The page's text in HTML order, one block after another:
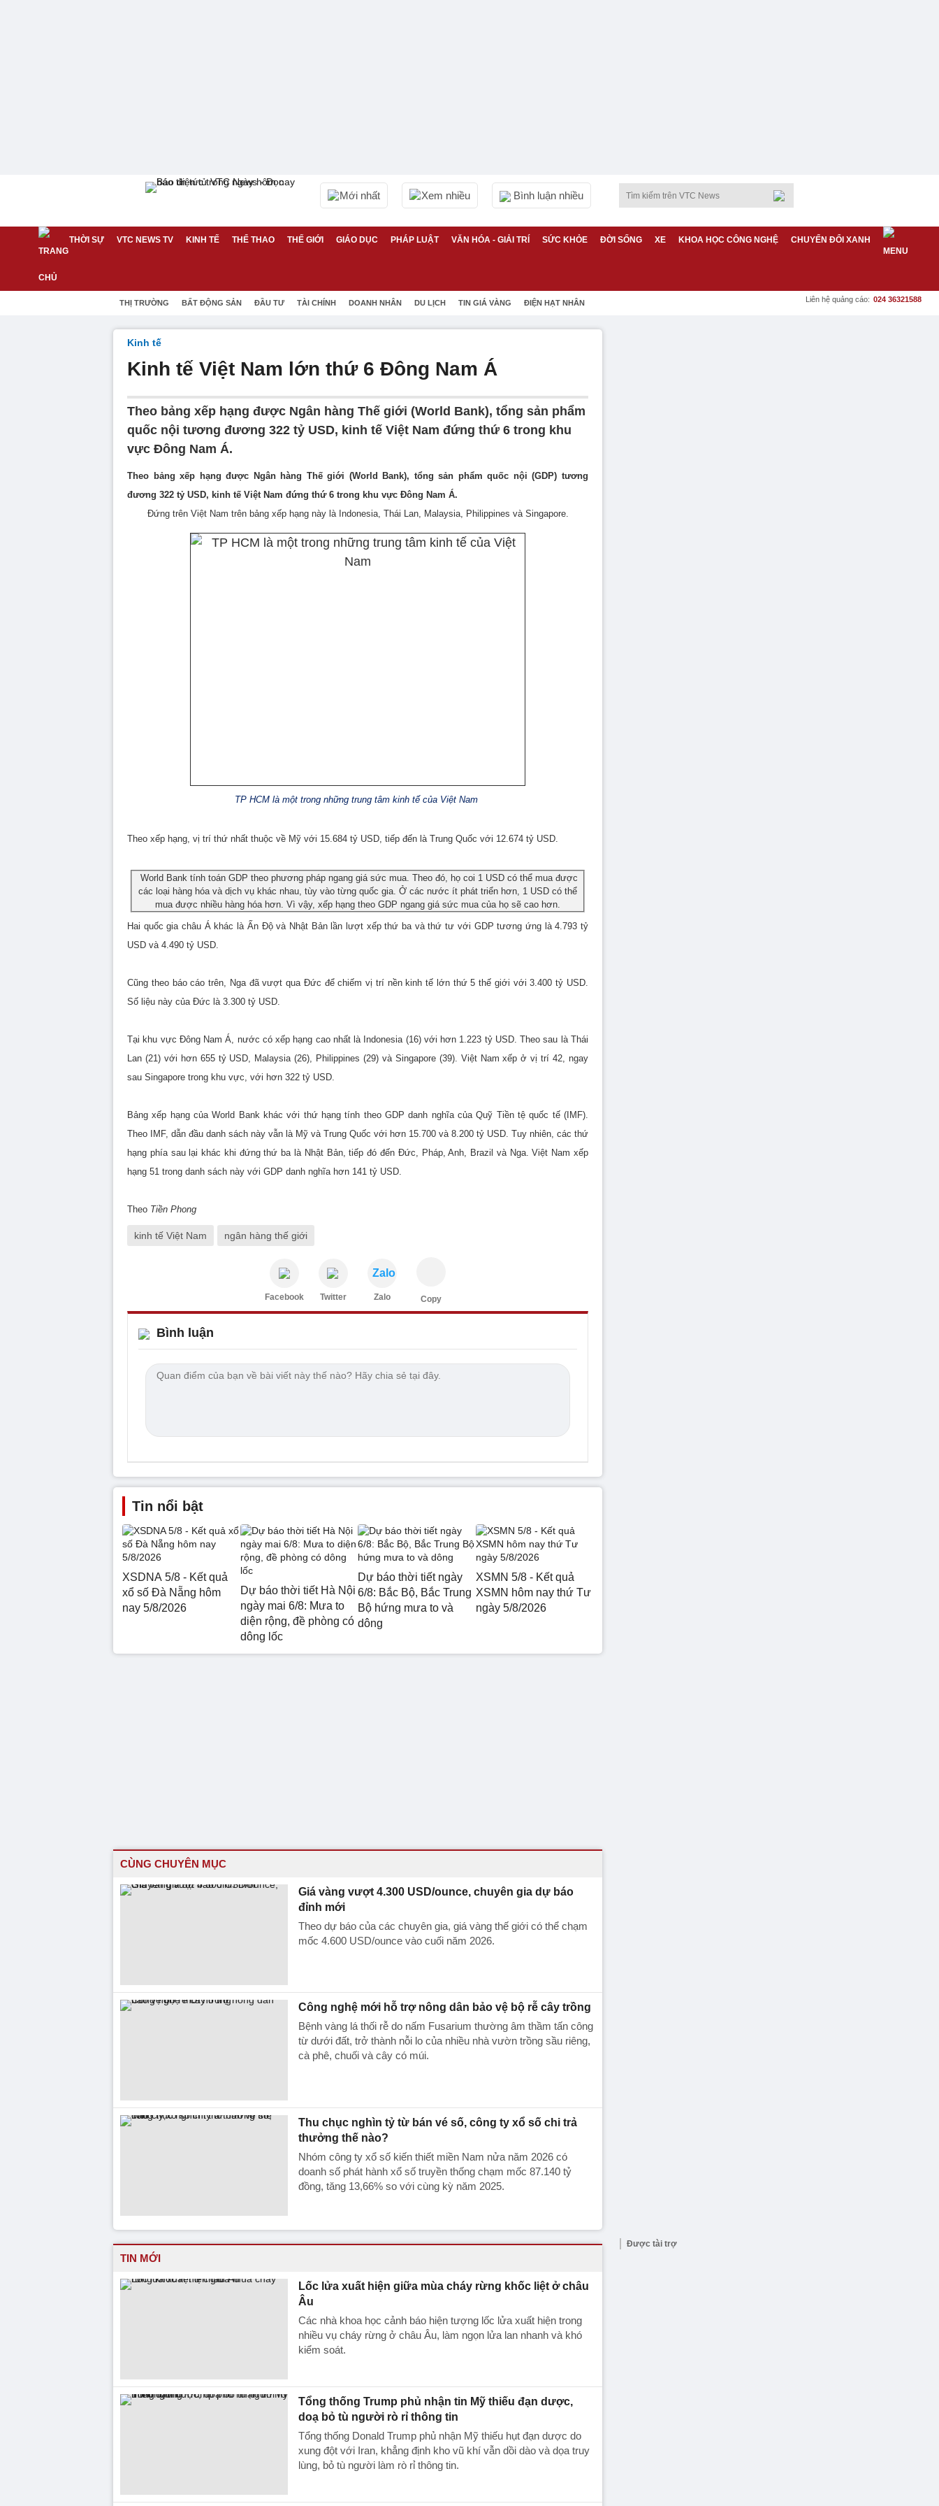
Mới nhất Xem nhiều Bình luận nhiều
THỜI SỰ VTC NEWS TV KINH TẾ THỂ THAO THẾ GIỚI GIÁO DỤC PHÁP LUẬT VĂN HÓA - GIẢI TRÍ SỨC KHỎE ĐỜI SỐNG XE KHOA HỌC CÔNG NGHỆ CHUYỂN ĐỔI XANH
THỊ TRƯỜNG BẤT ĐỘNG SẢN ĐẦU TƯ TÀI CHÍNH DOANH NHÂN DU LỊCH TIN GIÁ VÀNG ĐIỆN HẠT NHÂN Liên hệ quảng cáo: 024 36321588
Kinh tế
Kinh tế Việt Nam lớn thứ 6 Đông Nam Á
Theo bảng xếp hạng được Ngân hàng Thế giới (World Bank), tổng sản phẩm
quốc nội tương đương 322 tỷ USD, kinh tế Việt Nam đứng thứ 6 trong khu
vực Đông Nam Á.
Theo bảng xếp hạng được Ngân hàng Thế giới (World Bank), tổng sản phẩm quốc nội (GDP) tương
đương 322 tỷ USD, kinh tế Việt Nam đứng thứ 6 trong khu vực Đông Nam Á.
Đứng trên Việt Nam trên bảng xếp hạng này là Indonesia, Thái Lan, Malaysia, Philippines và Singapore.
TP HCM là một trong những trung tâm kinh tế của Việt Nam
Theo xếp hạng, vị trí thứ nhất thuộc về Mỹ với 15.684 tỷ USD, tiếp đến là Trung Quốc với 12.674 tỷ USD.
World Bank tính toán GDP theo phương pháp ngang giá sức mua. Theo đó, họ coi 1 USD có thể mua được
các loại hàng hóa và dịch vụ khác nhau, tùy vào từng quốc gia. Ở các nước ít phát triển hơn, 1 USD có thể
mua được nhiều hàng hóa hơn. Vì vậy, xếp hạng theo GDP ngang giá sức mua của họ sẽ cao hơn.
Hai quốc gia châu Á khác là Ấn Độ và Nhật Bản lần lượt xếp thứ ba và thứ tư với GDP tương ứng là 4.793 tỷ
USD và 4.490 tỷ USD.
Cũng theo báo cáo trên, Nga đã vượt qua Đức để chiếm vị trí nền kinh tế lớn thứ 5 thế giới với 3.400 tỷ USD.
Số liệu này của Đức là 3.300 tỷ USD.
Tại khu vực Đông Nam Á, nước có xếp hạng cao nhất là Indonesia (16) với hơn 1.223 tỷ USD. Theo sau là Thái
Lan (21) với hơn 655 tỷ USD, Malaysia (26), Philippines (29) và Singapore (39). Việt Nam xếp ở vị trí 42, ngay
sau Singapore trong khu vực, với hơn 322 tỷ USD.
Bảng xếp hạng của World Bank khác với thứ hạng tính theo GDP danh nghĩa của Quỹ Tiền tệ quốc tế (IMF).
Theo IMF, dẫn đầu danh sách này vẫn là Mỹ và Trung Quốc với hơn 15.700 và 8.200 tỷ USD. Tuy nhiên, các thứ
hạng phía sau lại khác khi đứng thứ ba là Nhật Bản, tiếp đó đến Đức, Pháp, Anh, Brazil và Nga. Việt Nam xếp
hạng 51 trong danh sách này với GDP danh nghĩa hơn 141 tỷ USD.
Theo Tiền Phong
kinh tế Việt Nam ngân hàng thế giới
Facebook Twitter
Zalo
Zalo Copy
Bình luận
Tin nổi bật
XSDNA 5/8 - Kết quả
xổ số Đà Nẵng hôm
nay 5/8/2026
Dự báo thời tiết Hà Nội
ngày mai 6/8: Mưa to
diện rộng, đề phòng có
dông lốc
Dự báo thời tiết ngày
6/8: Bắc Bộ, Bắc Trung
Bộ hứng mưa to và
dông
XSMN 5/8 - Kết quả
XSMN hôm nay thứ Tư
ngày 5/8/2026
CÙNG CHUYÊN MỤC
Giá vàng vượt 4.300 USD/ounce, chuyên gia dự báo
đỉnh mới
Theo dự báo của các chuyên gia, giá vàng thế giới có thể chạm
mốc 4.600 USD/ounce vào cuối năm 2026.
Công nghệ mới hỗ trợ nông dân bảo vệ bộ rễ cây trồng
Bệnh vàng lá thối rễ do nấm Fusarium thường âm thầm tấn công
từ dưới đất, trở thành nỗi lo của nhiều nhà vườn trồng sầu riêng,
cà phê, chuối và cây có múi.
Thu chục nghìn tỷ từ bán vé số, công ty xổ số chi trả
thưởng thế nào?
Nhóm công ty xổ số kiến thiết miền Nam nửa năm 2026 có
doanh số phát hành xổ số truyền thống chạm mốc 87.140 tỷ
đồng, tăng 13,66% so với cùng kỳ năm 2025.
TIN MỚI
Lốc lửa xuất hiện giữa mùa cháy rừng khốc liệt ở châu
Âu
Các nhà khoa học cảnh báo hiện tượng lốc lửa xuất hiện trong
nhiều vụ cháy rừng ở châu Âu, làm ngọn lửa lan nhanh và khó
kiểm soát.
Tổng thống Trump phủ nhận tin Mỹ thiếu đạn dược,
doạ bỏ tù người rò rỉ thông tin
Tổng thống Donald Trump phủ nhận Mỹ thiếu hụt đạn dược do
xung đột với Iran, khẳng định kho vũ khí vẫn dồi dào và dọa truy
lùng, bỏ tù người làm rò rỉ thông tin.
Được tài trợ